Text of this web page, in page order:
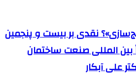
نقدی بر بیست و پنجمین
بین المللی صنعت ساختمان
علی آبکار